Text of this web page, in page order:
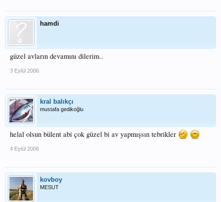
hamdi
güzel avların devamını dilerim..
3 Eylül 2006
kral balıkçı
mustafa gedikoğlu
helal olsun bülent abi çok güzel bi av yapmışsın tebrikler
4 Eylül 2006
kovboy
MESUT